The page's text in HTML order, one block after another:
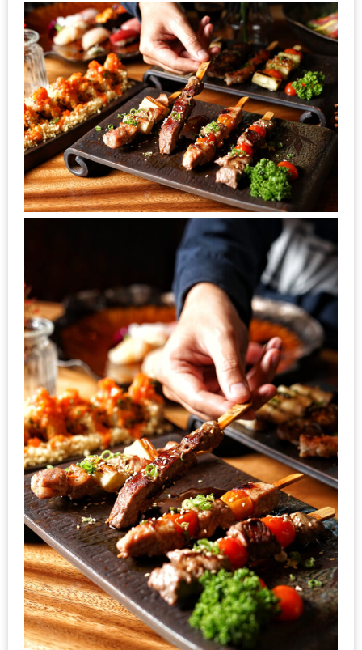
ชี้
เบาะแส
ความ
อร่อย
ตาม
รอย
น้า
อ้วน
ติดต่อ
น้า
อ้วน
ติดต่อ
น้า
อ้วน
น้า
อ้วน
ชวน
คุย
นโยบาย
ความ
เป็น
ส่วน